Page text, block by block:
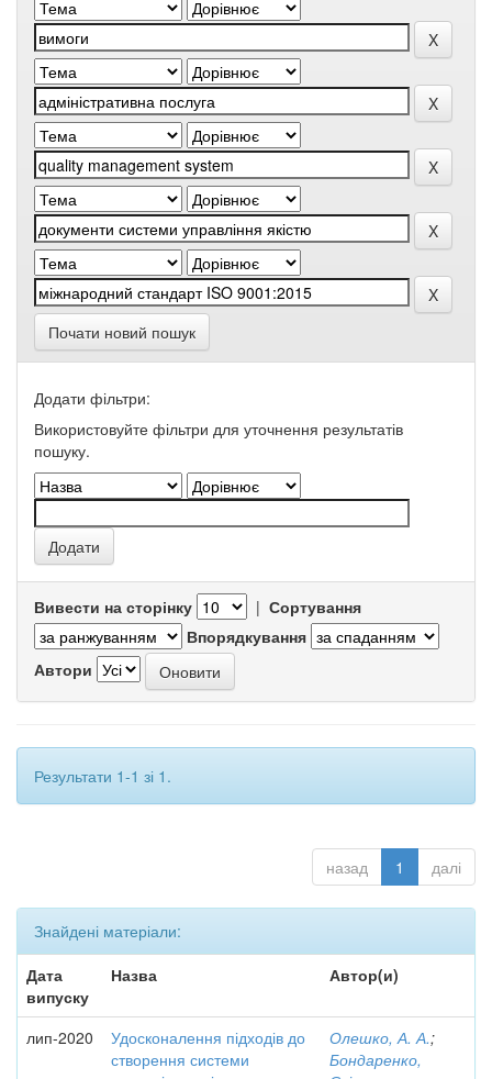
Почати новий пошук
Додати фільтри:
Використовуйте фільтри для уточнення результатів
пошуку.
Вивести на сторінку | Сортування
Впорядкування
Автори
Результати 1-1 зі 1.
назад 1 далі
Знайдені матеріали:
Дата
випуску
Назва Автор(и)
лип-2020
Удосконалення підходів до
створення системи
Олешко, А. А.;
Бондаренко,